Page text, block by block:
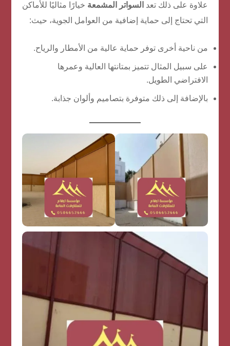
علاوة على ذلك تعد السواتر المشمعة خيارًا مثاليًا للأماكن
التي تحتاج إلى حماية إضافية من العوامل الجوية، حيث:
من ناحية أخرى توفر حماية عالية من الأمطار والرياح.
على سبيل المثال تتميز بمتانتها العالية وعمرها
الافتراضي الطويل.
بالإضافة إلى ذلك متوفرة بتصاميم وألوان جذابة.